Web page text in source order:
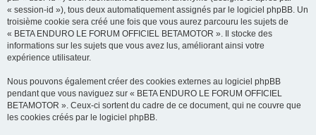
« session-id »), tous deux automatiquement assignés par le logiciel phpBB. Un
troisième cookie sera créé une fois que vous aurez parcouru les sujets de
« BETA ENDURO LE FORUM OFFICIEL BETAMOTOR ». Il stocke des
informations sur les sujets que vous avez lus, améliorant ainsi votre
expérience utilisateur.
Nous pouvons également créer des cookies externes au logiciel phpBB
pendant que vous naviguez sur « BETA ENDURO LE FORUM OFFICIEL
BETAMOTOR ». Ceux-ci sortent du cadre de ce document, qui ne couvre que
les cookies créés par le logiciel phpBB.